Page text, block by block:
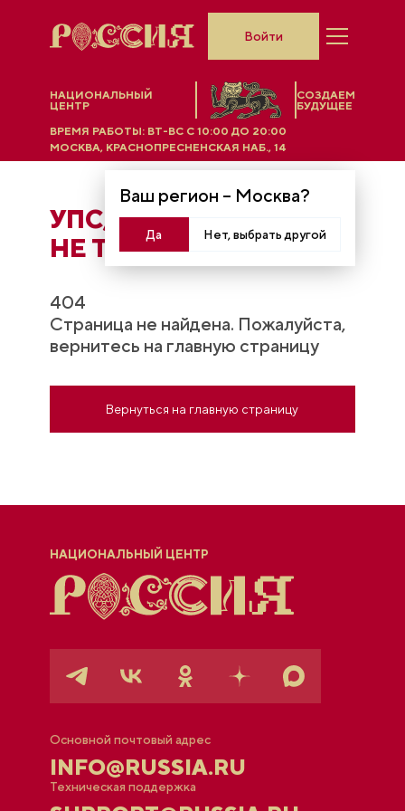
НАЦИОНАЛЬНЫЙ
ЦЕНТР
СОЗДАЕМ
БУДУЩЕЕ
Ваш регион – Москва?
Да Нет, выбрать другой
ВРЕМЯ РАБОТЫ: ВТ-ВС C 10:00 ДО 20:00
МОСКВА, КРАСНОПРЕСНЕНСКАЯ НАБ., 14
Войти
УПС, ЧТO-ТО ПОШЛО
НЕ ТАК...
404
Страница не найдена. Пожалуйста,
вернитесь на главную страницу
Вернуться на главную страницу
НАЦИОНАЛЬНЫЙ ЦЕНТР
Основной почтовый адрес
INFO@RUSSIA.RU
Техническая поддержка